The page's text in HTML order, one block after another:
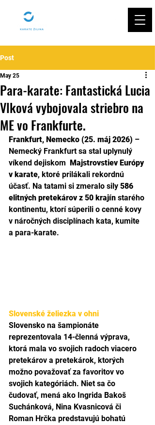
Post
Para-karate: Fantastická Lucia
Vlková vybojovala striebro na
ME vo Frankfurte.
May 25
Frankfurt, Nemecko (25. máj 2026) –
Nemecký Frankfurt sa stal uplynulý
víkend dejiskom Majstrovstiev Európy
v karate, ktoré prilákali rekordnú
účasť. Na tatami si zmeralo sily 586
elitných pretekárov z 50 krajín starého
kontinentu, ktorí súperili o cenné kovy
v náročných disciplínach kata, kumite
a para-karate.
Slovenské želiezka v ohni
Slovensko na šampionáte
reprezentovala 14-členná výprava,
ktorá mala vo svojich radoch viacero
pretekárov a pretekárok, ktorých
možno považovať za favoritov vo
svojich kategóriách. Niet sa čo
čudovať, mená ako Ingrida Bakoš
Suchánková, Nina Kvasnicová či
Roman Hrčka predstavujú bohatú